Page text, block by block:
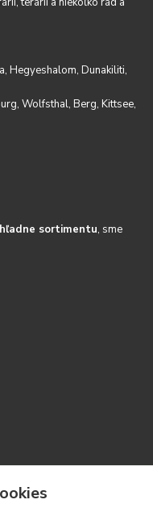
Hegyeshalom, Dunakiliti,
Wolfsthal, Berg, Kittsee,
sortimentu, sme